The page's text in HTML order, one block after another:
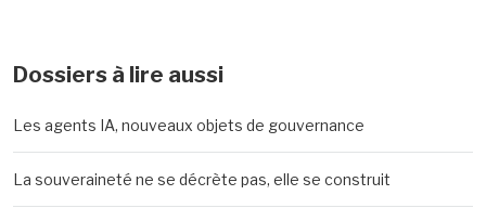
Dossiers à lire aussi
Les agents IA, nouveaux objets de gouvernance
La souveraineté ne se décrète pas, elle se construit